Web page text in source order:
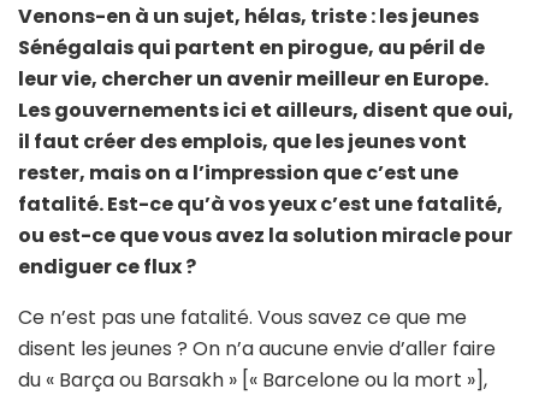
Venons-en à un sujet, hélas, triste : les jeunes
Sénégalais qui partent en pirogue, au péril de
leur vie, chercher un avenir meilleur en Europe.
Les gouvernements ici et ailleurs, disent que oui,
il faut créer des emplois, que les jeunes vont
rester, mais on a l’impression que c’est une
fatalité. Est-ce qu’à vos yeux c’est une fatalité,
ou est-ce que vous avez la solution miracle pour
endiguer ce flux ?
Ce n’est pas une fatalité. Vous savez ce que me
disent les jeunes ? On n’a aucune envie d’aller faire
du « Barça ou Barsakh » [« Barcelone ou la mort »],